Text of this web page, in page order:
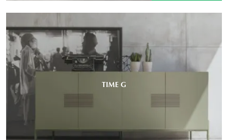
TIME G